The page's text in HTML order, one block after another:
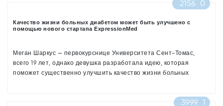
2156 0
Качество жизни больных диабетом может быть улучшено с
помощью нового стартапа ExpressionMed
Меган Шаркус — первокурснице Университета Сент-Томас,
всего 19 лет, однако девушка разработала идею, которая
поможет существенно улучшить качество жизни больных
медицинского клея — адгезива, для устройств, которые носят
3999 1